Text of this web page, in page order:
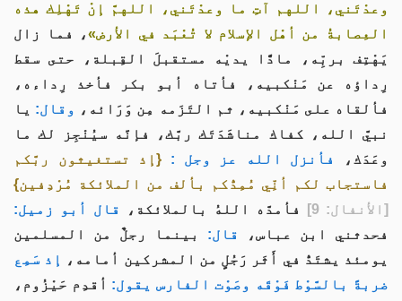
وعدْتَني، اللهم آتِ ما وعدْتَني، اللهمَّ إنْ تَهْلِك هذه
العِصابةُ من أهْل الإسلام لا تُعْبَد في الأرض»، فما زال
يَهْتِف بربِّه، مادًّا يديْه مستقبلَ القِبلة، حتى سقط
رِداؤه عن مَنْكبيه، فأتاه أبو بكر فأخذ رِداءه،
فألقاه على مَنْكبيه، ثم التَزَمه مِن وَرَائه، وقال: يا
نبيَّ الله، كفاك مناشَدَتَك ربَّك، فإنَّه سيُنْجِز لك ما
وعَدَك،
فأنزل الله عز وجل :
{إذ تستغيثون ربَّكم
فاستجاب لكم أنِّي مُمِدُّكم بألف من الملائكة مُرْدِفين}
[الأنفال: 9]
فأمدَّه اللهُ بالملائكة،
قال أبو زميل:
فحدثني ابن عباس،
قال: بينما رجلٌ من المسلمين
يومئذ يشتَدُّ في أَثَر رَجُلٍ من المشركين أمامه،
إذ سَمِع
ضربةً بالسَّوْط فَوْقَه وصَوْت الفارس يقول: أقدِم حَيْزُوم،